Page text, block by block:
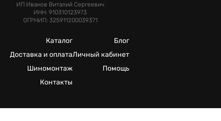
ИП Иванов Виталий Сергеевич
ИНН: 910310123973
ОГРНИП: 325911200039371
Каталог
Доставка и оплата
Шиномонтаж
Контакты
Блог
Личный кабинет
Помощь